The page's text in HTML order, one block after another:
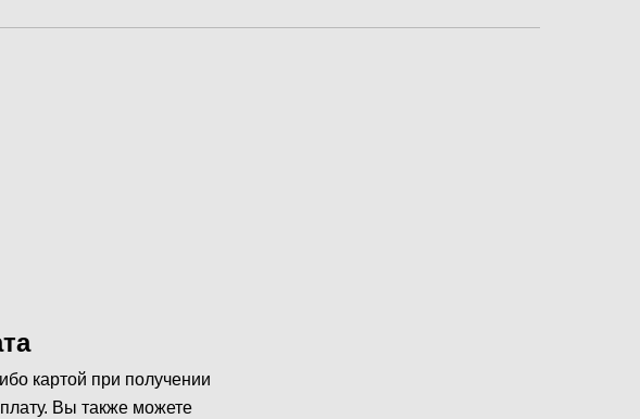
картой при получении
Вы также можете